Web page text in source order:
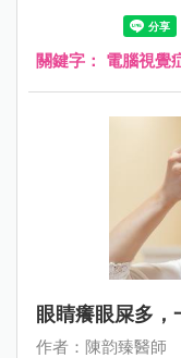
痛，與不當的姿勢
視力相關症狀，如
題可能和眼鏡度數
可能降低工作效率
關鍵字： 電腦視覺
眼睛癢眼屎多
作者：陳韵臻醫師